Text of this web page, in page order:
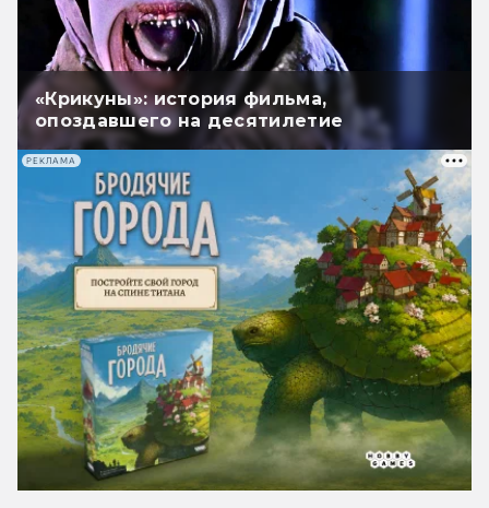
«Крикуны»: история фильма,
опоздавшего на десятилетие
РЕКЛАМА